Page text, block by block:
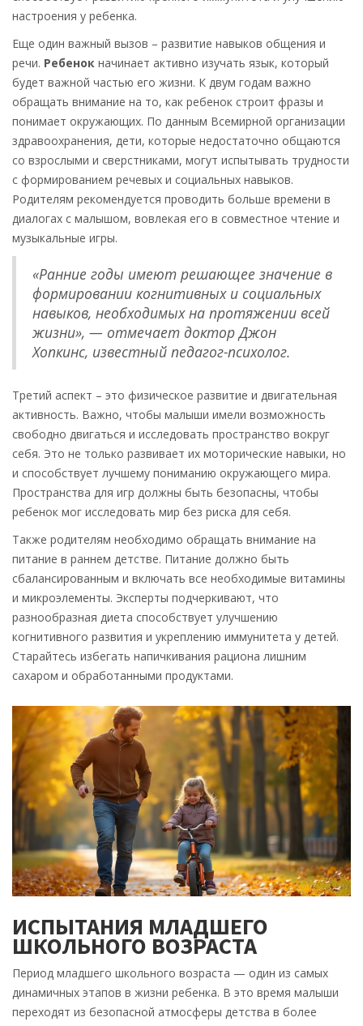
настроения у ребенка.
Еще один важный вызов – развитие навыков общения и
речи. Ребенок начинает активно изучать язык, который
будет важной частью его жизни. К двум годам важно
обращать внимание на то, как ребенок строит фразы и
понимает окружающих. По данным Всемирной организации
здравоохранения, дети, которые недостаточно общаются
со взрослыми и сверстниками, могут испытывать трудности
с формированием речевых и социальных навыков.
Родителям рекомендуется проводить больше времени в
диалогах с малышом, вовлекая его в совместное чтение и
музыкальные игры.
«Ранние годы имеют решающее значение в
формировании когнитивных и социальных
навыков, необходимых на протяжении всей
жизни», — отмечает доктор Джон
Хопкинс, известный педагог-психолог.
Третий аспект – это физическое развитие и двигательная
активность. Важно, чтобы малыши имели возможность
свободно двигаться и исследовать пространство вокруг
себя. Это не только развивает их моторические навыки, но
и способствует лучшему пониманию окружающего мира.
Пространства для игр должны быть безопасны, чтобы
ребенок мог исследовать мир без риска для себя.
Также родителям необходимо обращать внимание на
питание в раннем детстве. Питание должно быть
сбалансированным и включать все необходимые витамины
и микроэлементы. Эксперты подчеркивают, что
разнообразная диета способствует улучшению
когнитивного развития и укреплению иммунитета у детей.
Старайтесь избегать напичкивания рациона лишним
сахаром и обработанными продуктами.
ИСПЫТАНИЯ МЛАДШЕГО
ШКОЛЬНОГО ВОЗРАСТА
Период младшего школьного возраста — один из самых
динамичных этапов в жизни ребенка. В это время малыши
переходят из безопасной атмосферы детства в более